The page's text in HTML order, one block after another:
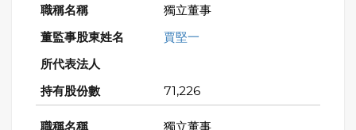
獨立董事
賈堅一
71,226
獨立董事